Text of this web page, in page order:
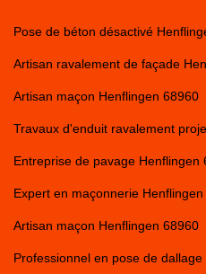
Pose de béton désactivé
Artisan ravalement de façade
Artisan maçon Henflingen 68960
Travaux d'enduit ravalement
Entreprise de pavage Henflingen
Expert en maçonnerie
Artisan maçon Henflingen 68960
Professionnel en pose de